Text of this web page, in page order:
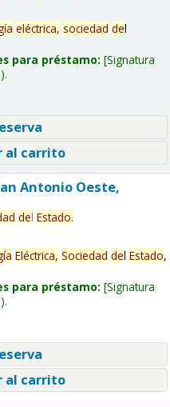
eléctrica, sociedad del
para préstamo: Signatura
al carrito
Antonio Oeste,
del Estado.
Eléctrica, Sociedad del Estado,
para préstamo: Signatura
al carrito